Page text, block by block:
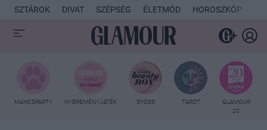
SZTÁROK DIVAT SZÉPSÉG ÉLETMÓD HOROSZKÓP
MANCSPARTY NYEREMÉNYJÁTÉK SYOSS TAROT
GLAMOUR
20